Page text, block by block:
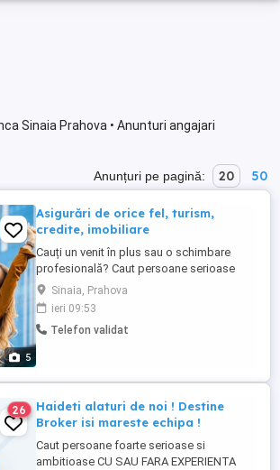
Sinaia Prahova • Anunturi angajari
Anunțuri pe pagină: 20 50
5
Asigurări de orice fel, turism,
credite, imobiliare
Cauți un venit în plus sau o schimbare
profesională? Caut persoane serioase
care vor să înceapă o colaborare în
domeniul asigurărilor NU ai nevoie de
experiență, te învăț tot ce trebuie pas cu
pas. Ce ai aici: Program flexibil lucrezi
Sinaia, Prahova
ieri 09:53
Telefon validat
26
Haideti alaturi de noi ! Destine
Broker isi mareste echipa !
Caut persoane foarte serioase si
ambitioase CU SAU FARA EXPERIENTA